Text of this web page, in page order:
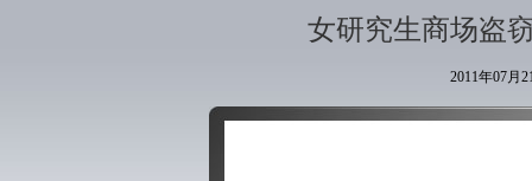
女研究生商场盗
2011年07月